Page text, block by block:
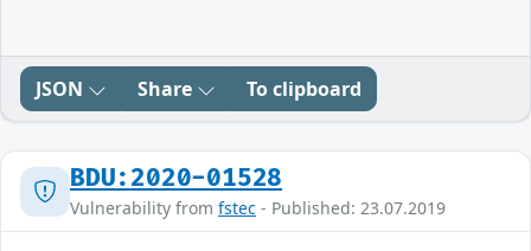
JSON Share To clipboard
BDU:2020-01528
Vulnerability from fstec - Published: 23.07.2019